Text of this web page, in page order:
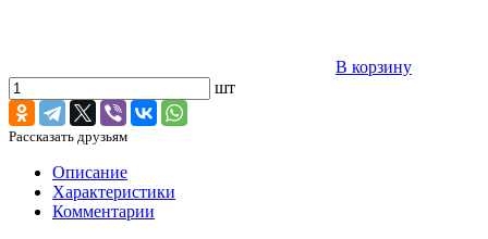
В корзину
шт
Рассказать друзьям
Описание
Характеристики
Комментарии